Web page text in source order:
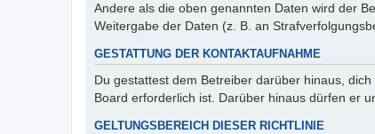
Andere als die oben genannten Daten wird der
Weitergabe der Daten (z. B. an
GESTATTUNG DER KONTAKTAUFNAHME
Du gestattest dem Betreiber darüber hinaus,
Board erforderlich ist. Darüber hinaus dürfen er
GELTUNGSBEREICH DIESER RICHTLINIE